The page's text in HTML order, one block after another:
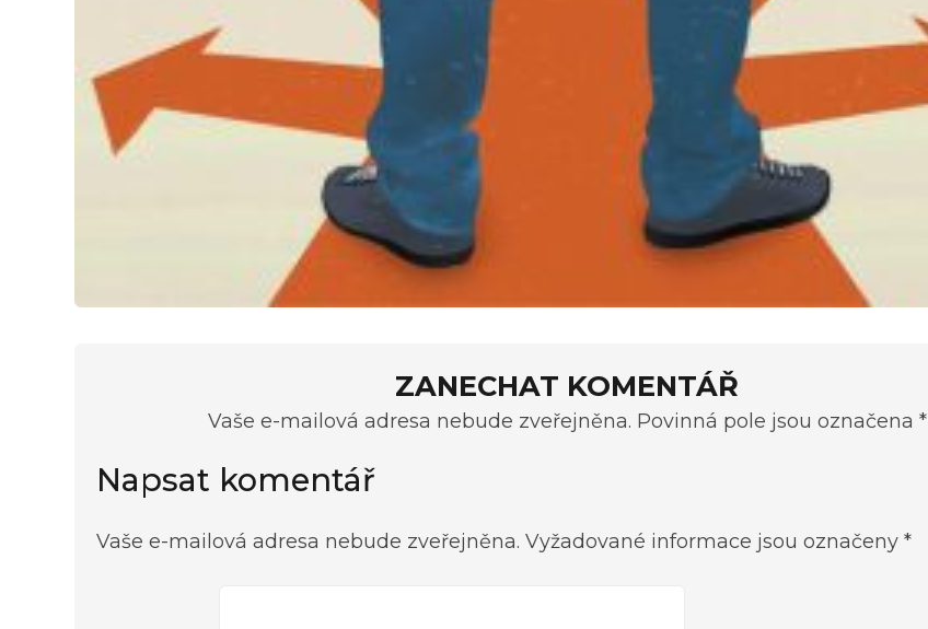
ZANECHAT KOMENTÁŘ
Vaše e-mailová adresa nebude zveřejněna. Povinná pole jsou označena *
Napsat komentář
Vaše e-mailová adresa nebude zveřejněna. Vyžadované informace jsou označeny*